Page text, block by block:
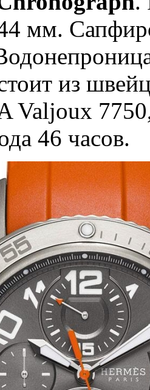
44 мм.
из
Valjoux
46 часов.